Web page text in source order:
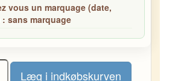
vous un marquage (date,
: sans marquage